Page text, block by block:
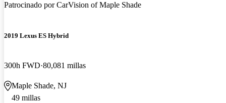
Patrocinado porCarVision of Maple Shade
2019 Lexus ES Hybrid
300h FWD 80,081 millas
Maple Shade, NJ
49 millas